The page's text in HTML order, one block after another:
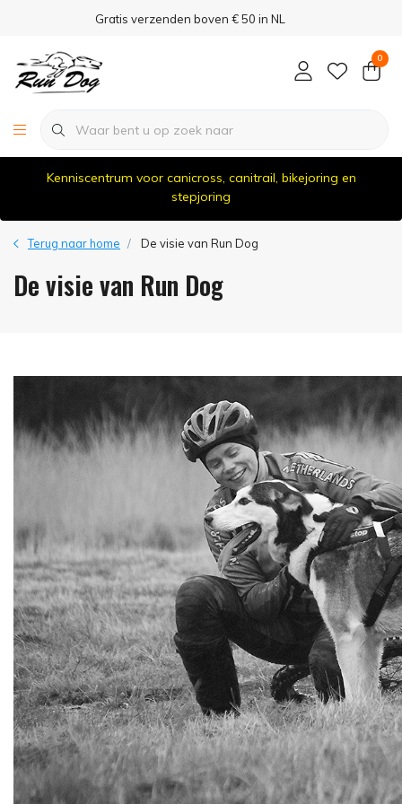
Gratis verzenden boven € 50 in NL
0
Kenniscentrum voor canicross, canitrail, bikejoring en
stepjoring
Terug naar home De visie van Run Dog
De visie van Run Dog